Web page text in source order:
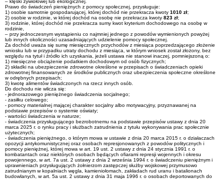
– klęski żywiołowej lub ekologicznej.
Prawo do świadczeń pieniężnych z pomocy społecznej, przysługuje:
1) osobie samotnie gospodarującej, której dochód nie przekracza kwoty 1010 zł;
2) osobie w rodzinie, w której dochód na osobę nie przekracza kwoty 823 zł;
3) rodzinie, której dochód nie przekracza sumy kwot kryterium dochodowego na osobę w
rodzinie,
– przy jednoczesnym wystąpieniu co najmniej jednego z powodów wymienionych powyżej
lub innych okoliczności uzasadniających udzielenie pomocy społecznej.
Za dochód uważa się sumę miesięcznych przychodów z miesiąca poprzedzającego złożenie
wniosku lub w przypadku utraty dochodu z miesiąca, w którym wniosek został złożony, bez
względu na tytuł i źródło ich uzyskania, jeżeli ustawa nie stanowi inaczej, pomniejszoną o:
1) miesięczne obciążenie podatkiem dochodowym od osób fizycznych;
2) składki na ubezpieczenie zdrowotne określone w przepisach o świadczeniach opieki
zdrowotnej finansowanych ze środków publicznych oraz ubezpieczenia społeczne określone
w odrębnych przepisach;
3) kwotę alimentów świadczonych na rzecz innych osób.
Do dochodu nie wlicza się:
- jednorazowego pieniężnego świadczenia socjalnego;
- zasiłku celowego;
- pomocy materialnej mającej charakter socjalny albo motywacyjny, przyznawanej na
podstawie przepisów o systemie oświaty;
- wartości świadczenia w naturze;
- świadczenia przysługującego bezrobotnemu na podstawie przepisów ustawy z dnia 20
marca 2025 r. o rynku pracy i służbach zatrudnienia z tytułu wykonywania prac społecznie
użytecznych;
- świadczenia pieniężnego, o którym mowa w ustawie z dnia 20 marca 2015 r. o działaczach
opozycji antykomunistycznej oraz osobach represjonowanych z powodów politycznych i
pomocy pieniężnej, której mowa w art. 19 ust. 2 ustawy z dnia 24 stycznia 1991 r. o
kombatantach oraz niektórych osobach będących ofiarami represji wojennych i okresu
powojennego, w art. 7a ust. 2 ustawy z dnia 2 września 1994 r. o świadczeniu pieniężnym i
uprawnieniach przysługujących żołnierzom zastępczej służby wojskowej przymusowo
zatrudnianym w kopalniach węgla, kamieniołomach, zakładach rud uranu i batalionach
budowlanych, w art. 5a ust. 2 ustawy z dnia 31 maja 1996 r. o osobach deportowanych do